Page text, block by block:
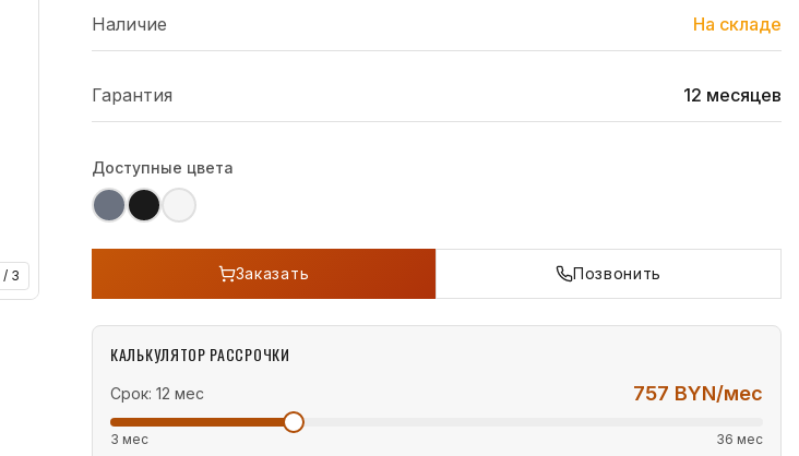
/ 3
Наличие На складе
Гарантия 12 месяцев
Доступные цвета
Заказать Позвонить
КАЛЬКУЛЯТОР РАССРОЧКИ
Срок: 12 мес 757 BYN/мес
3 мес
36 мес